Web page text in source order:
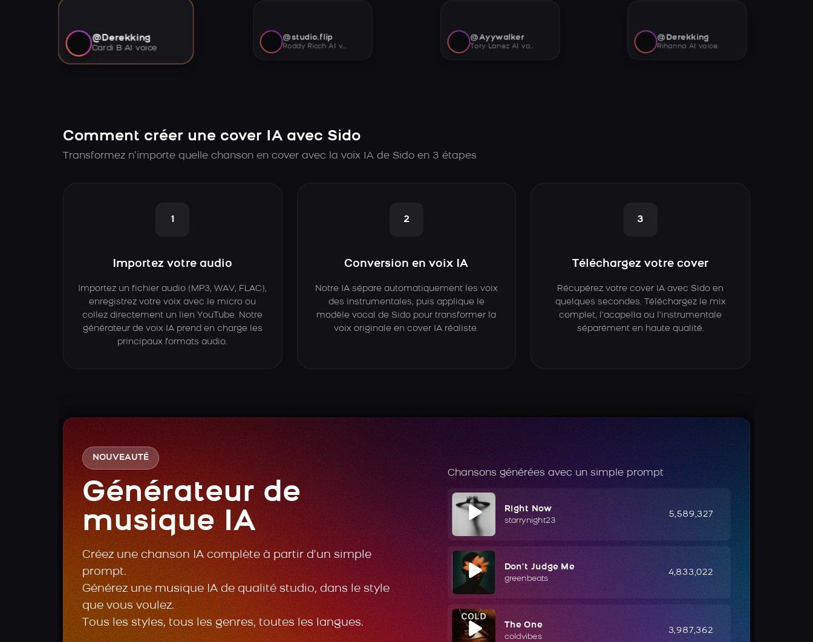
@Derekking
Cardi B AI voice
@studio.flip
Roddy Ricch AI voice
@Ayywalker
Tory Lanez AI voice
@Derekking
Rihanna AI voice
Comment créer une cover IA avec Sido
Transformez n’importe quelle chanson en cover avec la voix IA de Sido en 3 étapes
1
Importez votre audio
Importez un fichier audio (MP3, WAV, FLAC),
enregistrez votre voix avec le micro ou
collez directement un lien YouTube. Notre
générateur de voix IA prend en charge les
principaux formats audio.
2
Conversion en voix IA
Notre IA sépare automatiquement les voix
des instrumentales, puis applique le
modèle vocal de Sido pour transformer la
voix originale en cover IA réaliste.
3
Téléchargez votre cover
Récupérez votre cover IA avec Sido en
quelques secondes. Téléchargez le mix
complet, l’acapella ou l’instrumentale
séparément en haute qualité.
NOUVEAUTÉ
Générateur de
musique IA
Créez une chanson IA complète à partir d’un simple
prompt.
Générez une musique IA de qualité studio, dans le style
que vous voulez.
Tous les styles, tous les genres, toutes les langues.
Chansons générées avec un simple prompt
Right Now
starrynight23
5,589,327
Don't Judge Me
greenbeats
4,833,022
The One
coldvibes
3,987,362